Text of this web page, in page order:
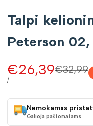
Talpi
Peterson
Įprasta
€32,99
Pardavimo
kaina
€26,39
VIENETO
/
Nemokamas
Galioja paštomatams